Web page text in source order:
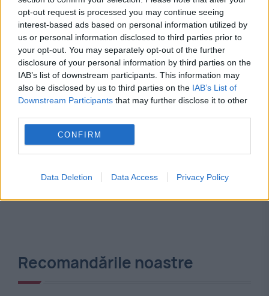
opt-out request is processed you may continue seeing
interest-based ads based on personal information utilized by
us or personal information disclosed to third parties prior to
your opt-out. You may separately opt-out of the further
disclosure of your personal information by third parties on the
IAB’s list of downstream participants. This information may
also be disclosed by us to third parties on the IAB’s List of
Downstream Participants that may further disclose it to other
CONFIRM
Data Deletion Data Access Privacy Policy
pacienti spital
Recomandările noastre